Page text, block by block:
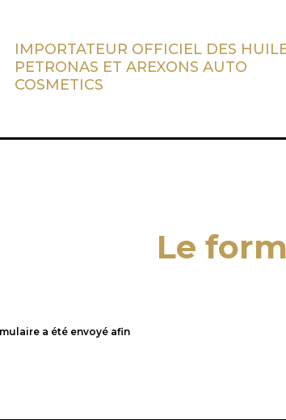
IMPORTATEUR OFFICIEL DES
PETRONAS ET AREXONS AUTO
COSMETICS
Le
a été envoyé afin